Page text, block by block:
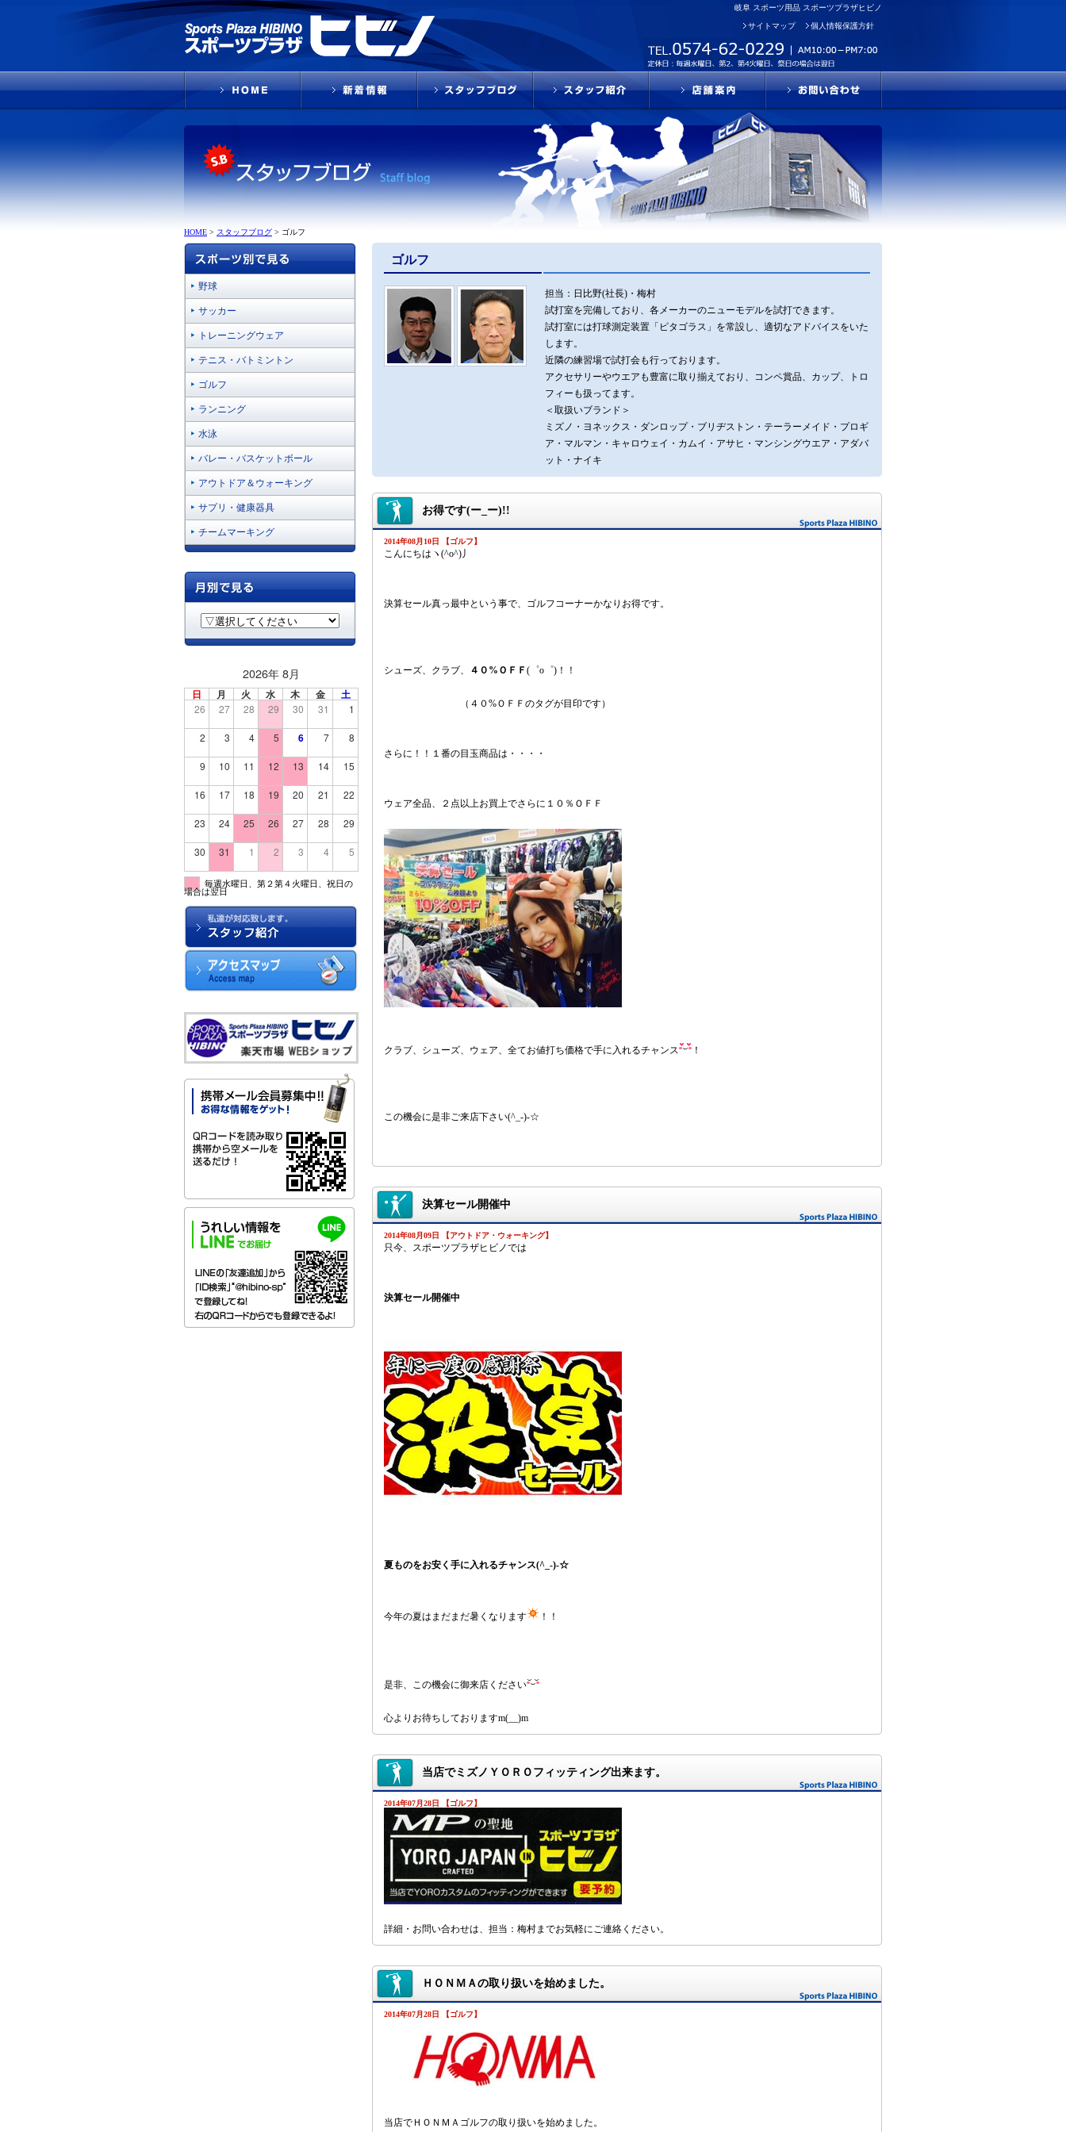
岐阜 スポーツ用品 スポーツプラザヒビノ
サイトマップ 個人情報保護方針
HOME > スタッフブログ > ゴルフ
ゴルフ
担当：日比野(社長)・梅村
試打室を完備しており、各メーカーのニューモデルを試打できます。
試打室には打球測定装置「ピタゴラス」を常設し、適切なアドバイスをいた
します。
近隣の練習場で試打会も行っております。
アクセサリーやウエアも豊富に取り揃えており、コンペ賞品、カップ、トロ
フィーも扱ってます。
＜取扱いブランド＞
ミズノ・ヨネックス・ダンロップ・ブリヂストン・テーラーメイド・プロギ
ア・マルマン・キャロウェイ・カムイ・アサヒ・マンシングウエア・アダバ
ット・ナイキ
お得です(ー_ー)!!
2014年08月10日 【ゴルフ】
こんにちはヽ(^o^)丿
決算セール真っ最中という事で、ゴルフコーナーかなりお得です。
シューズ、クラブ、 ４０%ＯＦＦ (゜o゜)！！
（４０%ＯＦＦのタグが目印です）
さらに！！１番の目玉商品は・・・・
ウェア全品、２点以上お買上でさらに１０％ＯＦＦ
クラブ、シューズ、ウェア、全てお値打ち価格で手に入れるチャンス ！
この機会に是非ご来店下さい(^_-)-☆
決算セール開催中
2014年08月09日 【アウトドア・ウォーキング】
只今、スポーツプラザヒビノでは
決算セール開催中
夏ものをお安く手に入れるチャンス(^_-)-☆
今年の夏はまだまだ暑くなります ！！
是非、この機会に御来店ください
心よりお待ちしておりますm(__)m
当店でミズノＹＯＲＯフィッティング出来ます。
2014年07月28日 【ゴルフ】
詳細・お問い合わせは、担当：梅村までお気軽にご連絡ください。
ＨＯＮＭＡの取り扱いを始めました。
2014年07月28日 【ゴルフ】
当店でＨＯＮＭＡゴルフの取り扱いを始めました。
野球
サッカー
トレーニングウェア
テニス・バトミントン
ゴルフ
ランニング
水泳
バレー・バスケットボール
アウトドア＆ウォーキング
サプリ・健康器具
チームマーキング
2026年 8月
日 月 火 水 木 金 土
26 27 28 29 30 31 1
2 3 4 5 6 7 8
9 10 11 12 13 14 15
16 17 18 19 20 21 22
23 24 25 26 27 28 29
30 31 1 2 3 4 5
毎週水曜日、第２第４火曜日、祝日の
場合は翌日